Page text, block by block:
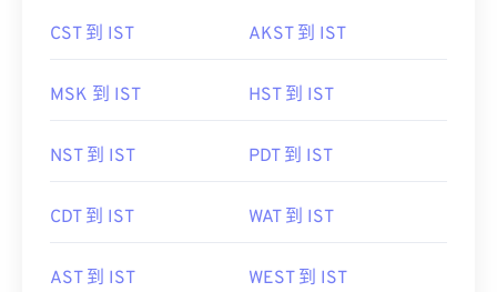
CST 到 IST AKST 到 IST
MSK 到 IST HST 到 IST
NST 到 IST PDT 到 IST
CDT 到 IST WAT 到 IST
AST 到 IST WEST 到 IST